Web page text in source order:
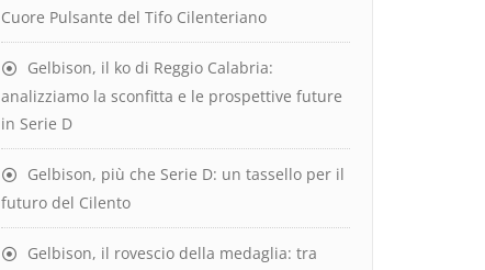
Cuore Pulsante del Tifo Cilenteriano
Gelbison, il ko di Reggio Calabria:
analizziamo la sconfitta e le prospettive future
in Serie D
Gelbison, più che Serie D: un tassello per il
futuro del Cilento
Gelbison, il rovescio della medaglia: tra